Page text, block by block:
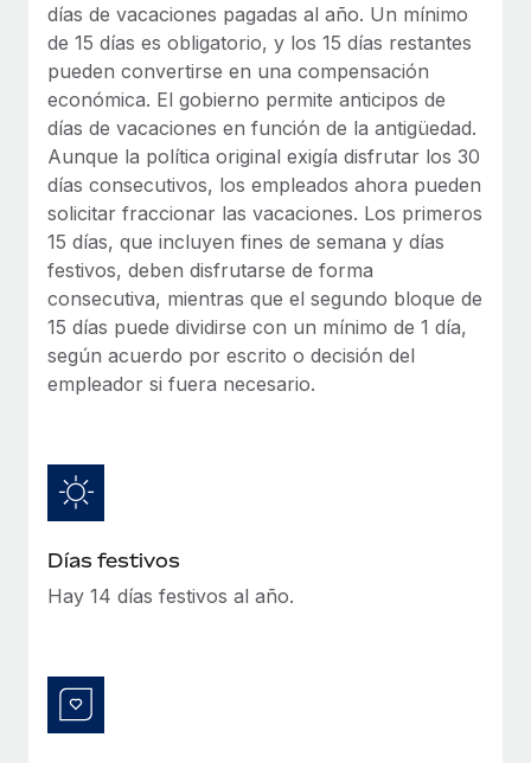
Comprobaciones de antecedentes
Simplifica los procesos de cribado de candidatos.
Cumplimiento normativo
normativo.
Gestión de dispositivos
Proporciona dispositivos tecnológicos y contrólalos
en todo el mundo.
Apertura de entidades
Abre entidades conforme a la legalidad enseguida.
Prestaciones
Gestiona las prestaciones de los empleados sin
complicaciones.
Nómina global
EOR y PEO
Contractor Management
Impuestos
Explora el blog
Novedades de producto de Remote:
Integraciones con Gusto y Xero y Contractor
todos los tamaños a contratar, gestionar y...
Más información
Pento se convierte en un empleador equitativo
Gestionar las nóminas internamente es complicado. Tardas
semanas en hacerlo manualmente y, al mes...
días de vacaciones pagadas al año. Un mínimo
de 15 días es obligatorio, y los 15 días restantes
pueden convertirse en una compensación
económica. El gobierno permite anticipos de
días de vacaciones en función de la antigüedad.
Aunque la política original exigía disfrutar los 30
días consecutivos, los empleados ahora pueden
solicitar fraccionar las vacaciones. Los primeros
15 días, que incluyen fines de semana y días
festivos, deben disfrutarse de forma
consecutiva, mientras que el segundo bloque de
15 días puede dividirse con un mínimo de 1 día,
según acuerdo por escrito o decisión del
empleador si fuera necesario.
Días festivos
Hay 14 días festivos al año.